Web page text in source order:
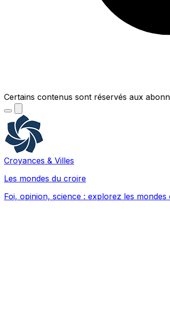
Certains contenus sont réservés aux
Croyances & Villes
Les mondes du croire
Foi, opinion, science : explorez les